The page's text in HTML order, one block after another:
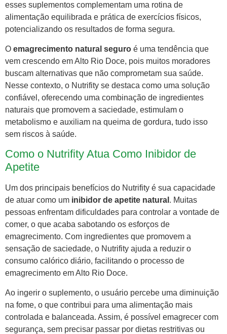
esses suplementos complementam uma rotina de
alimentação equilibrada e prática de exercícios físicos,
potencializando os resultados de forma segura.
O emagrecimento natural seguro é uma tendência que
vem crescendo em Alto Rio Doce, pois muitos moradores
buscam alternativas que não comprometam sua saúde.
Nesse contexto, o Nutrifity se destaca como uma solução
confiável, oferecendo uma combinação de ingredientes
naturais que promovem a saciedade, estimulam o
metabolismo e auxiliam na queima de gordura, tudo isso
sem riscos à saúde.
Como o Nutrifity Atua Como Inibidor de
Apetite
Um dos principais benefícios do Nutrifity é sua capacidade
de atuar como um inibidor de apetite natural . Muitas
pessoas enfrentam dificuldades para controlar a vontade de
comer, o que acaba sabotando os esforços de
emagrecimento. Com ingredientes que promovem a
sensação de saciedade, o Nutrifity ajuda a reduzir o
consumo calórico diário, facilitando o processo de
emagrecimento em Alto Rio Doce.
Ao ingerir o suplemento, o usuário percebe uma diminuição
na fome, o que contribui para uma alimentação mais
controlada e balanceada. Assim, é possível emagrecer com
segurança, sem precisar passar por dietas restritivas ou